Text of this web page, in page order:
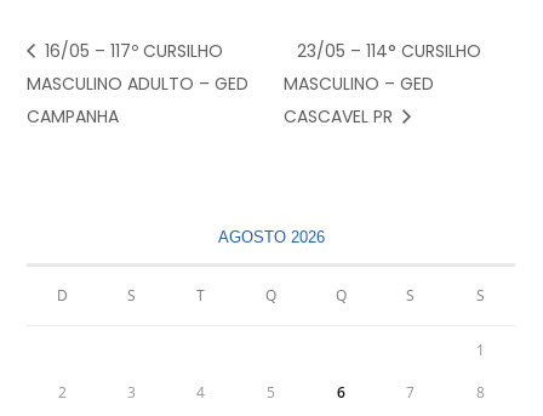
16/05 – 117º CURSILHO
MASCULINO ADULTO – GED
CAMPANHA
23/05 – 114° CURSILHO
MASCULINO – GED
CASCAVEL PR
AGOSTO 2026
D S T Q Q S S
1
2 3 4 5 6 7 8